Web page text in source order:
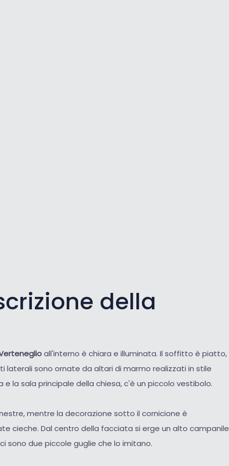
della
all'interno è chiara e illuminata. Il soffitto è piatto,
laterali sono ornate da altari di marmo realizzati in stile
la sala principale della chiesa, c'è un piccolo vestibolo.
mentre la decorazione sotto il cornicione è
cieche. Dal centro della facciata si erge un alto campanile
due piccole guglie che lo imitano.